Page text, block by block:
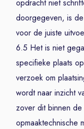
opdracht niet
doorgegeven, is
voor de juiste
6.5 Het is niet
specifieke plaats
verzoek om
wordt naar inzicht
zover dit binnen
opmaaktechnische